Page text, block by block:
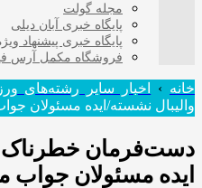
مجله گولت
پایگاه خبری آبان دیلی
پایگاه خبری پیشنهاد
فروشگاه مکمل آرس
خانه › اخبار سایر رشته‌های
والیبال نشسته/ایده مسئولان
دست‌فرمان خطرناک
ایده مسئولان جواب